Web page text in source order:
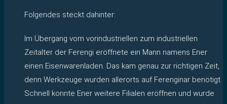
Folgendes steckt dahinter:
Im Übergang vom vorindustriellen zum industriellen
Zeitalter der Ferengi eröffnete ein Mann namens Ener
einen Eisenwarenladen. Das kam genau zur richtigen Zeit,
denn Werkzeuge wurden allerorts auf Ferenginar benötigt.
Schnell konnte Ener weitere Filialen eröffnen und wurde